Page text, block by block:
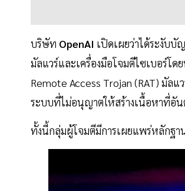
บริษัท OpenAI เปิดเผยว่าได้ระงับ
มัลแวร์และเครื่องมือโจมตีไซเบอร์โ
Remote Access Trojan (RAT) มัล
ระบบที่ไม่อนุญาตให้สร้างเนื้อหาที่อัน
ทั้งนี้กลุ่มผู้โจมตีมีการเผยแพร่หลักฐา